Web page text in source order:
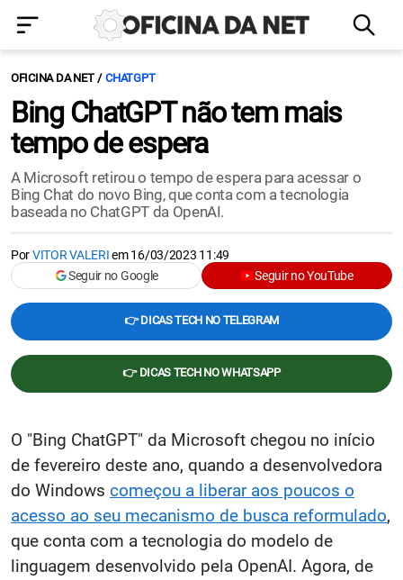
OFICINA DA NET CHATGPT
Bing ChatGPT não tem mais
tempo de espera
A Microsoft retirou o tempo de espera para acessar o
Bing Chat do novo Bing, que conta com a tecnologia
baseada no ChatGPT da OpenAI.
PorVITOR VALERIem16/03/2023 11:49
Seguir no Google
Seguir no YouTube
👉 DICAS TECH NO TELEGRAM
👉 DICAS TECH NO WHATSAPP
O "Bing ChatGPT" da Microsoft chegou no início
de fevereiro deste ano, quando a desenvolvedora
do Windows começou a liberar aos poucos o
acesso ao seu mecanismo de busca reformulado,
que conta com a tecnologia do modelo de
linguagem desenvolvido pela OpenAI. Agora, de